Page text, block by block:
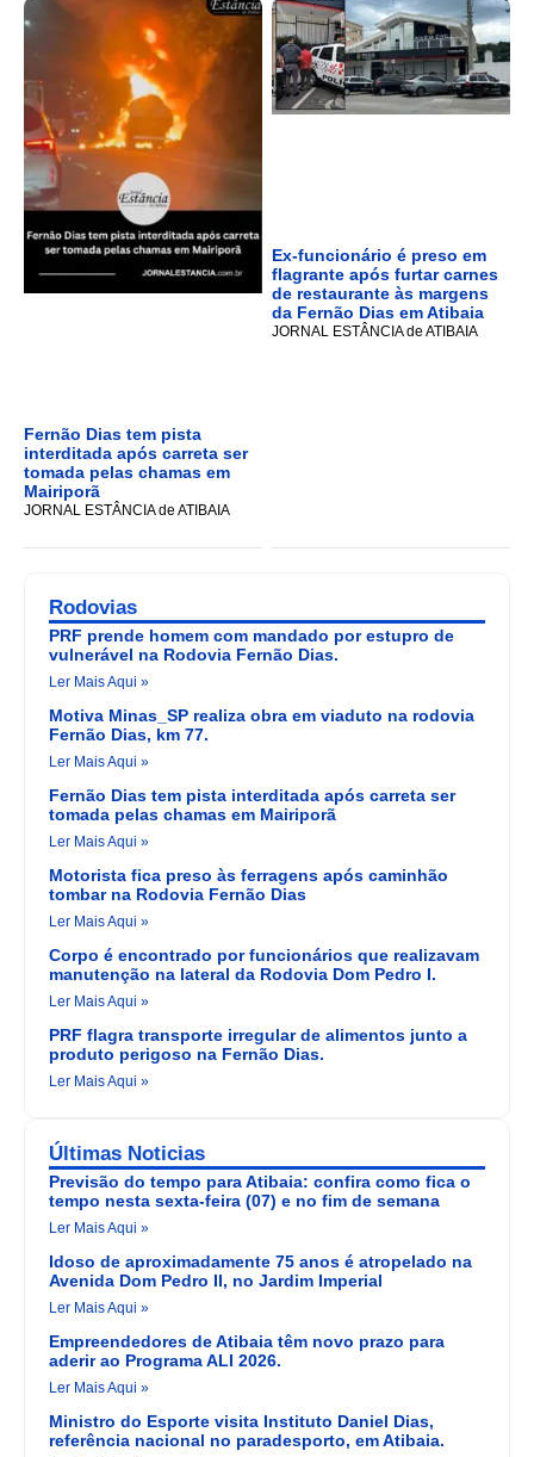
Fernão Dias tem pista
interditada após carreta ser
tomada pelas chamas em
Mairiporã
JORNAL ESTÂNCIA de ATIBAIA
Ex-funcionário é preso em
flagrante após furtar carnes
de restaurante às margens
da Fernão Dias em Atibaia
JORNAL ESTÂNCIA de ATIBAIA
Rodovias
PRF prende homem com mandado por estupro de
vulnerável na Rodovia Fernão Dias.
Ler Mais Aqui »
Motiva Minas_SP realiza obra em viaduto na rodovia
Fernão Dias, km 77.
Ler Mais Aqui »
Fernão Dias tem pista interditada após carreta ser
tomada pelas chamas em Mairiporã
Ler Mais Aqui »
Motorista fica preso às ferragens após caminhão
tombar na Rodovia Fernão Dias
Ler Mais Aqui »
Corpo é encontrado por funcionários que realizavam
manutenção na lateral da Rodovia Dom Pedro I.
Ler Mais Aqui »
PRF flagra transporte irregular de alimentos junto a
produto perigoso na Fernão Dias.
Ler Mais Aqui »
Últimas Noticias
Previsão do tempo para Atibaia: confira como fica o
tempo nesta sexta-feira (07) e no fim de semana
Ler Mais Aqui »
Idoso de aproximadamente 75 anos é atropelado na
Avenida Dom Pedro II, no Jardim Imperial
Ler Mais Aqui »
Empreendedores de Atibaia têm novo prazo para
aderir ao Programa ALI 2026.
Ler Mais Aqui »
Ministro do Esporte visita Instituto Daniel Dias,
referência nacional no paradesporto, em Atibaia.